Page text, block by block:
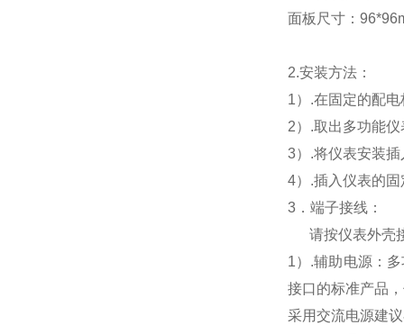
面板尺寸：
2.安装方法：
1）.在固定的配
2）.取出多功能
3）.将仪表安装
4）.插入仪表的
3 ．端子接线：
请按仪表外壳
1） .辅助电源：
接口的标准产品
采用交流电源建